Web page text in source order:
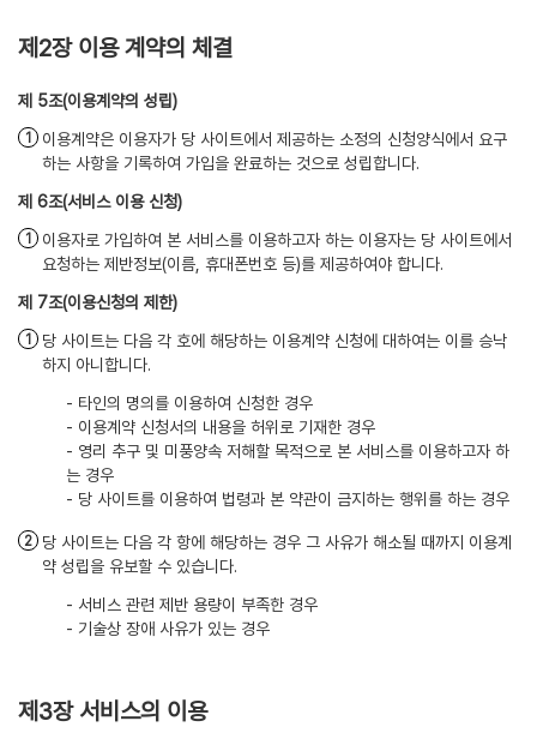
제2장 이용 계약의 체결
(이용계약의 성립)
이용계약은 이용자가 당 사이트에서 제공하는 소정의 신청양식에서 요구
하는 사항을 기록하여 가입을 완료하는 것으로 성립합니다.
(서비스 이용 신청)
이용자로 가입하여 본 서비스를 이용하고자 하는 이용자는 당 사이트에서
요청하는 제반정보(이름, 휴대폰번호 등)를 제공하여야 합니다.
(이용신청의 제한)
당 사이트는 다음 각 호에 해당하는 이용계약 신청에 대하여는 이를 승낙
하지 아니합니다.
- 타인의 명의를 이용하여 신청한 경우
- 이용계약 신청서의 내용을 허위로 기재한 경우
- 영리 추구 및 미풍양속 저해할 목적으로 본 서비스를 이용하고자 하
는 경우
- 당 사이트를 이용하여 법령과 본 약관이 금지하는 행위를 하는 경우
당 사이트는 다음 각 항에 해당하는 경우 그 사유가 해소될 때까지 이용계
약 성립을 유보할 수 있습니다.
- 서비스 관련 제반 용량이 부족한 경우
- 기술상 장애 사유가 있는 경우
제3장 서비스의 이용